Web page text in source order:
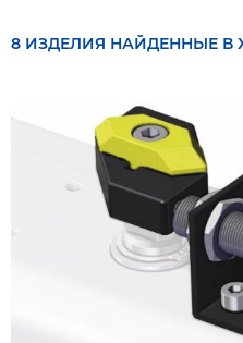
8 ИЗДЕЛИЯ НАЙДЕННЫЕ В